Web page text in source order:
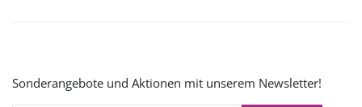
Sonderangebote und Aktionen mit unserem Newsletter!